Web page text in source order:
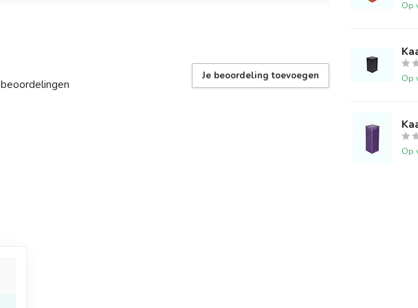
beoordelingen
Je beoordeling toevoegen
Op
Op
Op